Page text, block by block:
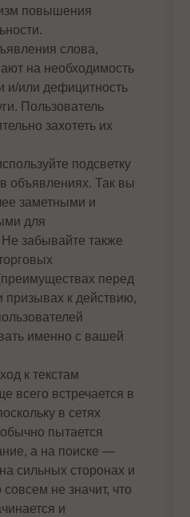
повышения
слова,
на необходимость
и/или дефицитность
Пользователь
захотеть их
подсветку
объявлениях. Так вы
заметными и
для
Не забывайте также
перед
призывах к действию,
именно с вашей
к текстам
всего встречается в
в сетях
пытается
а на поиске —
сильных сторонах и
не значит, что
и